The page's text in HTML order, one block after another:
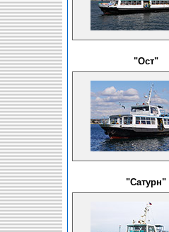
"Ост"
"Сатурн"